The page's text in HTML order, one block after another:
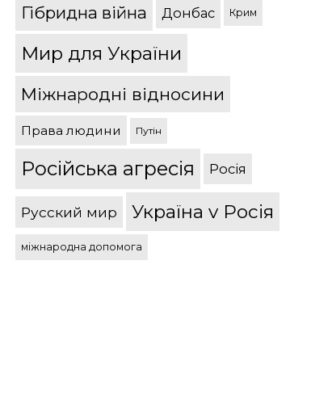
Гібридна війна Донбас Крим
Мир для України
Міжнародні відносини
Права людини Путін
Російська агресія Росія
Русский мир Україна v Росія
міжнародна допомога